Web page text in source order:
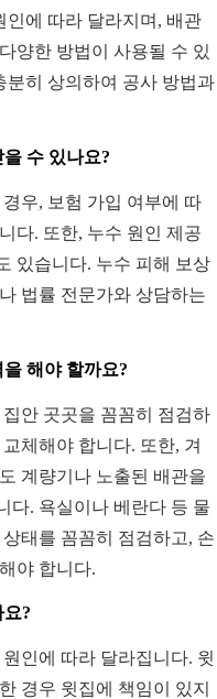
인에 따라 달라지며, 배관
양한 방법이 사용될 수 있
분히 상의하여 공사 방법과
수 있나요?
우, 보험 가입 여부에 따
다. 또한, 누수 원인 제공
있습니다. 누수 피해 보상
법률 전문가와 상담하는
해야 할까요?
안 곳곳을 꼼꼼히 점검하
체해야 합니다. 또한, 겨
계량기나 노출된 배관을
다. 욕실이나 베란다 등 물
태를 꼼꼼히 점검하고, 손
야 합니다.
?
인에 따라 달라집니다. 윗
경우 윗집에 책임이 있지